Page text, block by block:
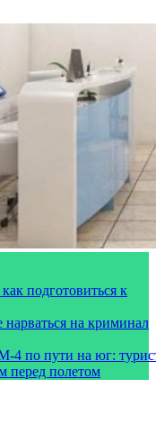
подготовиться к
на криминал
4 по пути на юг:
перед полетом